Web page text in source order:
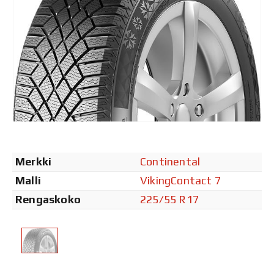
Merkki
Continental
Malli
VikingContact 7
Rengaskoko
225/55 R17